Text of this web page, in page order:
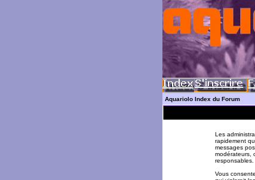
Aquariolo Index du Forum
Les
rapidement
messages
modérateurs,
responsables.
Vous